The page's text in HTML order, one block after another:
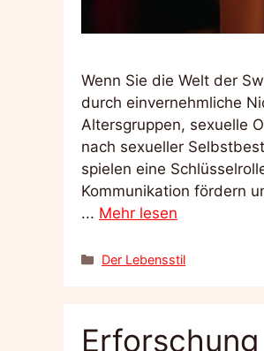
Wenn Sie die Welt der
durch einvernehmliche
Altersgruppen, sexuelle
nach sexueller
spielen eine
Kommunikation fördern
... Mehr lesen
Kategorien
Der Lebensstil